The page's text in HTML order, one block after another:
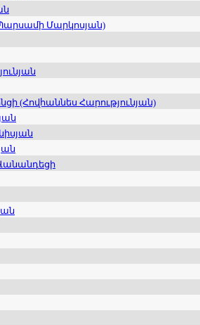
Մարկոսյան)
(Հովհաննես Հարությունյան)